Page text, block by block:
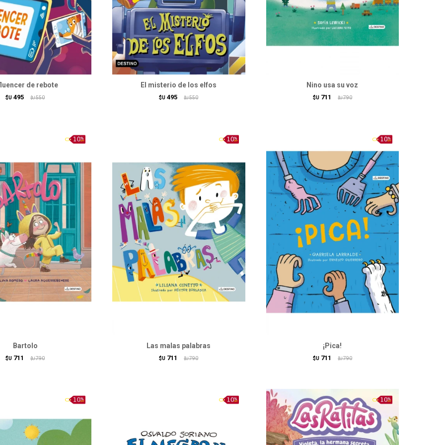
de rebote
$U 495 $U 550
El misterio de los elfos
$U 495 $U 550
Nino usa su voz
$U 711 $U 790
Bartolo
$U 711 $U 790
Las malas palabras
$U 711 $U 790
¡Pica!
$U 711 $U 790